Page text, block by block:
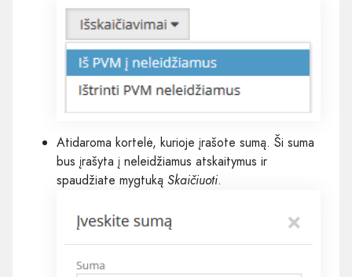
Atidaroma kortelė, kurioje įrašote sumą. Ši suma
bus įrašyta į neleidžiamus atskaitymus ir
spaudžiate mygtuką Skaičiuoti.